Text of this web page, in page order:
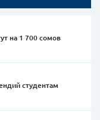
на 1 700 сомов
студентам